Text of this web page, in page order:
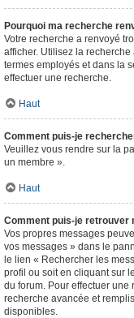
Pourquoi ma recherche
Votre recherche a renvoyé
afficher. Utilisez la
termes employés et dans la
effectuer une recherche.
Haut
Comment puis-je
Veuillez vous rendre sur la
un membre ».
Haut
Comment puis-je retrouver
Vos propres messages
vos messages » dans le
le lien « Rechercher les
profil ou soit en cliquant sur
du forum. Pour effectuer
recherche avancée et
disponibles.